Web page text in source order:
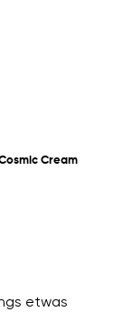
Cream
etwas